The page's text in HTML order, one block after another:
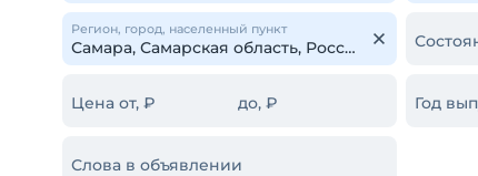
Регион, город, населенный пункт
Цена от, ₽ до, ₽ Год
Слова в объявлении